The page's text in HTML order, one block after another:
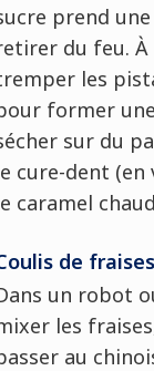
prend
du feu. À
les
former
sur du
cure-dent
caramel
de fraises
un robot
les
au